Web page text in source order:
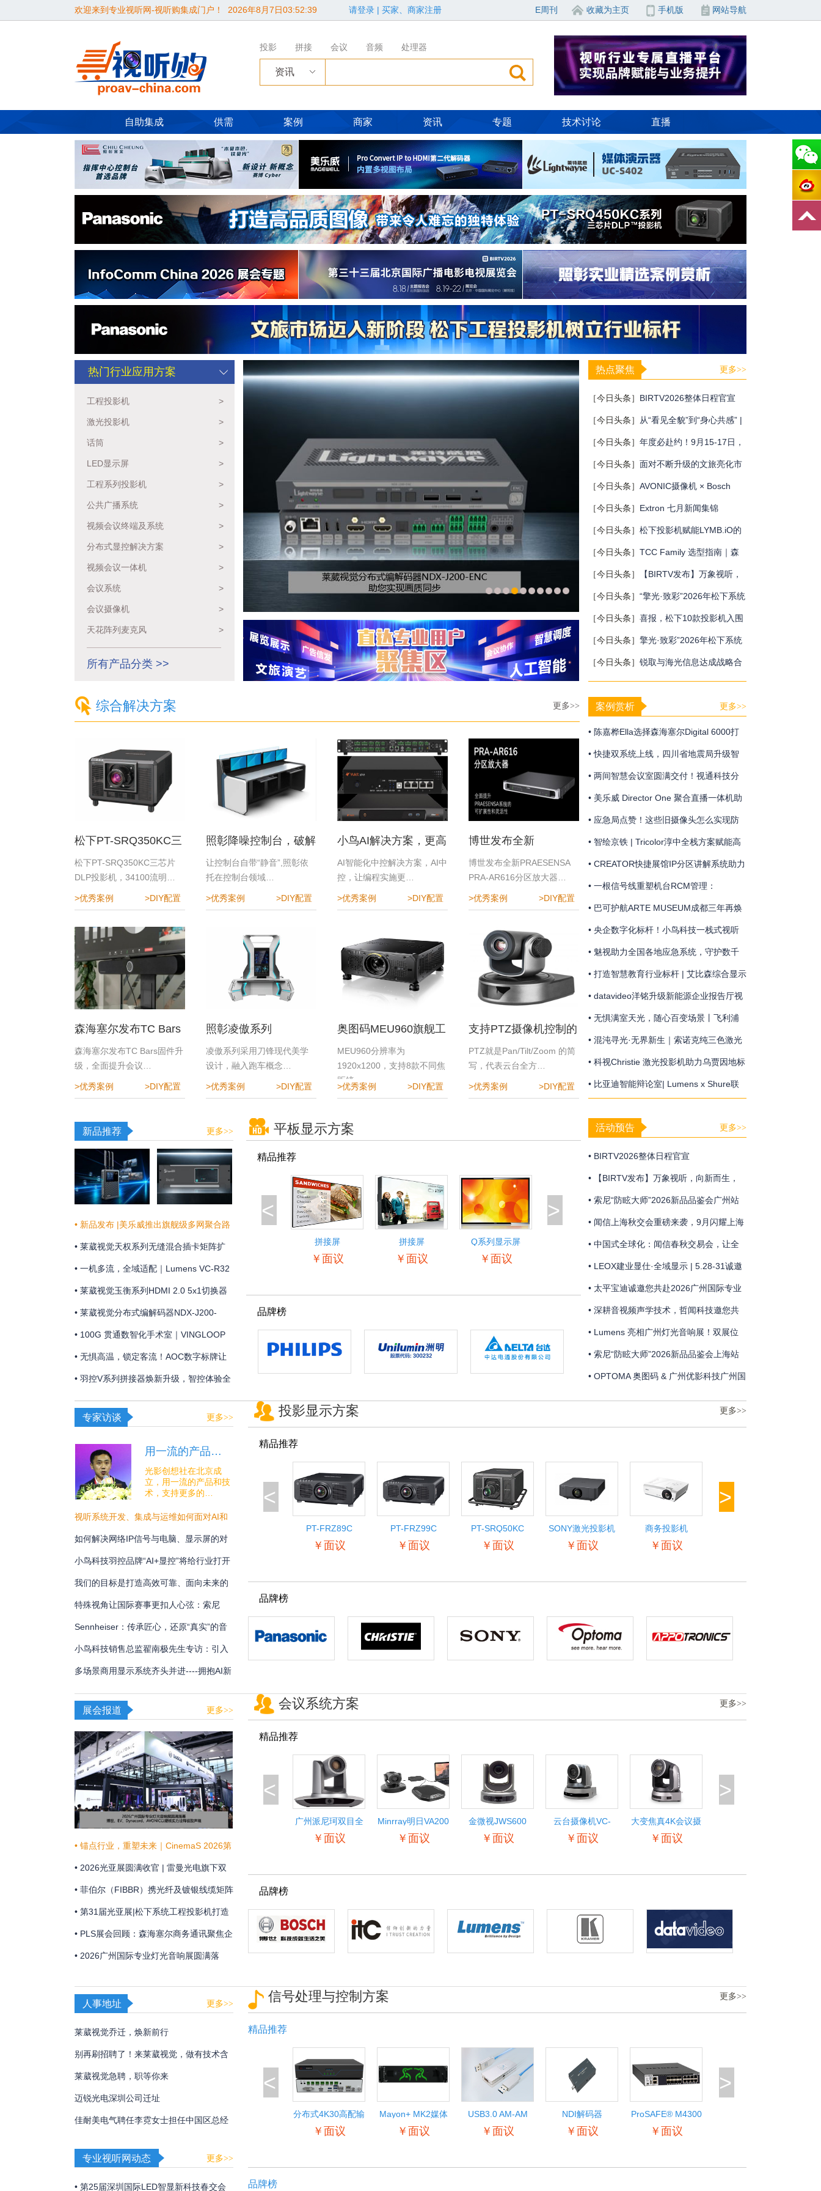
欢迎来到专业视听网-视听购集成门户！ 2026年8月7日03:52:40 请登录 | 买家、商家注册 E周刊 收藏为主页 手机版 网站导航
投影 拼接 会议 音频 处理器
资讯
自助集成 供需 案例 商家 资讯 专题 技术讨论 直播
热门行业应用方案
工程投影机 >
激光投影机 >
话筒 >
LED显示屏 >
工程系列投影机 >
公共广播系统 >
视频会议终端及系统 >
分布式显控解决方案 >
视频会议一体机 >
会议系统 >
会议摄像机 >
天花阵列麦克风 >
所有产品分类 >>
热点聚焦 更多>>
［今日头条］ BIRTV2026整体日程官宣
［今日头条］ 从“看见全貌”到“身心共感” |
“壁彩京华”第三场展览在松下安恒影艺空
间启幕
［今日头条］ 年度必赴约！9月15-17日，
闻信第28届广告新科技上海秋交会，重磅
亮点全揭晓！
［今日头条］ 面对不断升级的文旅亮化市
场，你拿什么参与竞争？
［今日头条］ AVONIC摄像机 × Bosch
DICENTIS会议系统保障二十国央行行长
巴厘岛会议
［今日头条］ Extron 七月新闻集锦
［今日头条］ 松下投影机赋能LYMB.iO的
MultiBall系统，打造新一代体育与游戏交
互体验
［今日头条］ TCC Family 选型指南｜森
海塞尔三款天花阵列麦克风，该选哪一
款？
［今日头条］ 【BIRTV发布】万象视听，
向新而生，BIRTV2026即将开幕！
［今日头条］ “擎光·致彩”2026年松下系统
工程投影机新品发布会终站广州站圆满收
官
［今日头条］ 喜报，松下10款投影机入围
重庆党政采购
［今日头条］ 擎光·致彩”2026年松下系统
工程投影机新品发布会上海站隆重召开
［今日头条］ 锐取与海光信息达成战略合
作，共建自主可控的场景数据智能生态
综合解决方案 更多>>
松下PT-SRQ350KC三
芯片DLP投影机
松下PT-SRQ350KC三芯片
DLP投影机，34100流明…
>优秀案例 >DIY配置
照彰降噪控制台，破解
指挥中心降噪难题
让控制台自带“静音”,照彰依
托在控制台领域…
>优秀案例 >DIY配置
小鸟AI解决方案，更高
效、更便捷、更安全
AI智能化中控解决方案，AI中
控，让编程实施更…
>优秀案例 >DIY配置
博世发布全新
PRAESENSA PRA-
AR616分区放大器 | 灵
活扩展，高效匹配项目
博世发布全新PRAESENSA
PRA-AR616分区放大器…
>优秀案例 >DIY配置
森海塞尔发布TC Bars
固件升级，全面提升会
议体验
森海塞尔发布TC Bars固件升
级，全面提升会议…
>优秀案例 >DIY配置
照彰凌傲系列
凌傲系列采用刀锋现代美学
设计，融入跑车概念…
>优秀案例 >DIY配置
奥图码MEU960旗舰工
程投影机
MEU960分辨率为
1920x1200，支持8款不同焦
距镜…
>优秀案例 >DIY配置
支持PTZ摄像机控制的
Roland切换台
PTZ就是Pan/Tilt/Zoom 的简
写，代表云台全方…
>优秀案例 >DIY配置
案例赏析 更多>>
• 陈嘉桦Ella选择森海塞尔Digital 6000打
造震撼动人的青春狂欢
• 快捷双系统上线，四川省地震局升级智
慧应急体系
• 两间智慧会议室圆满交付！视通科技分
布式系统助力中建大厦构建智慧办公新生
态
• 美乐威 Director One 聚合直播一体机助
力 “Step One Sports” 圆满完成“第二十七
届上海极限飞盘公开赛”赛事直播
• 应急局点赞！这些旧摄像头怎么实现防
险除患？
• 智绘京铁 | Tricolor淳中全栈方案赋能高
铁工务数智化升级
• CREATOR快捷展馆IP分区讲解系统助力
金山岭长城国歌主题馆
• 一根信号线重塑机台RCM管理：
MediaComm美凯开启车企晶圆厂智能制
造新范式
• 巴可护航ARTE MUSEUM成都三年再焕
新
• 央企数字化标杆！小鸟科技一栈式视听
方案赋能融通集团智慧指挥驾驶舱
• 魅视助力全国各地应急系统，守护数千
公里江河安澜
• 打造智慧教育行业标杆 | 艾比森综合显示
方案落地百亿级“中飞院”天府校区
• datavideo洋铭升级新能源企业报告厅视
音频系统
• 无惧满室天光，随心百变场景丨飞利浦
商显点亮荷兰获奖地标礼堂
• 混沌寻光·无界新生｜索诺克纯三色激光
新品点亮张肇达大师服装大秀
• 科视Christie 激光投影机助力乌贾因地标
光影秀
• 比亚迪智能辩论室| Lumens x Shure联
新品推荐 更多>>
• 新品发布 |美乐威推出旗舰级多网聚合路
由器Pro Router Max，为关键业务提供更
稳定可靠的网络连接
• 莱葳视觉天权系列无缝混合插卡矩阵扩
展和维护方便
• 一机多流，全域适配｜Lumens VC-R32
摄像机全新上市
• 莱葳视觉玉衡系列HDMI 2.0 5x1切换器
支持4K@60Hz 4:4:4分辨率及18Gbps视
频带宽
• 莱葳视觉分布式编解码器NDX-J200-
ENC助您实现画质同步
• 100G 贯通数智化手术室｜VINGLOOP
构建 OR over IP 网络底座
• 无惧高温，锁定客流！AOC数字标牌让
夏日线下经济突破“屏”障！
• 羽控V系列拼接器焕新升级，智控体验全
面跃升！
平板显示方案
精品推荐
<
拼接屏
￥面议
拼接屏
￥面议
Q系列显示屏
￥面议
>
品牌榜
活动预告 更多>>
• BIRTV2026整体日程官宣
• 【BIRTV发布】万象视听，向新而生，
BIRTV2026即将开幕！
• 索尼“防眩大师”2026新品品鉴会广州站
• 闻信上海秋交会重磅来袭，9月闪耀上海
浦东！
• 中国式全球化：闻信春秋交易会，让全
球买家走进来的贸易平台！
• LEOX建业显仕·全域显示 | 5.28-31诚邀
共赴广州国际专业灯光、音响展览会盛宴
• 太平宝迪诚邀您共赴2026广州国际专业
灯光、音响展览会
• 深耕音视频声学技术，哲闻科技邀您共
聚广州声光盛会
• Lumens 亮相广州灯光音响展！双展位
联动 + 技术分享，解锁智能会议新体验
• 索尼“防眩大师”2026新品品鉴会上海站
邀请函
• OPTOMA 奥图码 & 广州优影科技广州国
专家访谈 更多>>
用一流的产品…
光影创想社在北京成
立，用一流的产品和技
术，支持更多的…
视听系统开发、集成与运维如何面对AI和
安全的挑战？
如何解决网络IP信号与电脑、显示屏的对
接难题？
小鸟科技羽控品牌“AI+显控”将给行业打开
怎样的新未来？
我们的目标是打造高效可靠、面向未来的
专业通讯解决方案
特殊视角让国际赛事更扣人心弦：索尼
BRC-AM7在宁波射击世界杯中的系统化应
用
Sennheiser：传承匠心，还原“真实”的音
频体验
小鸟科技销售总监翟南极先生专访：引入
AI，在新赛道甩开竞争对手
多场景商用显示系统齐头并进----拥抱AI新
时代，不断提升商显技术和显示效果
投影显示方案 更多>>
精品推荐
<
PT-FRZ89C
￥面议
PT-FRZ99C
￥面议
PT-SRQ50KC
￥面议
SONY激光投影机
￥面议
商务投影机
￥面议
>
品牌榜
展会报道 更多>>
• 锚点行业，重塑未来｜CinemaS 2026第
十三届上海国际电影论坛暨展览会共振启
幕
• 2026光亚展圆满收官 | 雷曼光电旗下双
企联袂演绎“光+未来”
• 菲伯尔（FIBBR）携光纤及镀银线缆矩阵
亮相 HAVE 2026 西安国际高级视听展
• 第31届光亚展|松下系统工程投影机打造
「视觉魔盒2026——光遇非遗」，带来非
遗文化与光影艺术的碰撞！
• PLS展会回顾：森海塞尔商务通讯聚焦企
业及教育解决方案
• 2026广州国际专业灯光音响展圆满落
核实力诠释极致声境
会议系统方案 更多>>
精品推荐
<
广州派尼珂双目全
像机
￥面议
Minrray明日VA200
程视频会议协同办
公开会指挥
￥面议
金微视JWS600
议摄像机
SDI/HDMI/网络会
￥面议
云台摄像机VC-
￥面议
大变焦真4K会议摄
H711K/H717K
￥面议
>
品牌榜
人事地址 更多>>
莱葳视觉乔迁，焕新前行
别再刷招聘了！来莱葳视觉，做有技术含
量的事
莱葳视觉急聘，职等你来
迈锐光电深圳公司迁址
佳耐美电气聘任李霓女士担任中国区总经
专业视听网动态 更多>>
• 第25届深圳国际LED智显新科技春交会
信号处理与控制方案 更多>>
精品推荐
<
分布式4K30高配输
￥面议
Mayon+ MK2媒体
￥面议
USB3.0 AM-AM
￥面议
NDI解码器
￥面议
ProSAFE® M4300
￥面议
>
品牌榜